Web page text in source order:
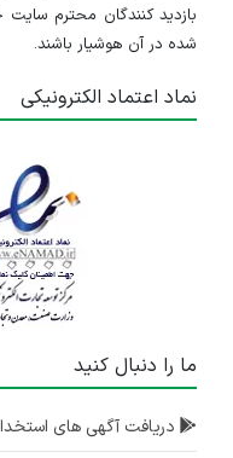
بازدید کنندگان محترم
شده در آن هوشیار باشند.
نماد اعتماد الکترونیکی
ما را دنبال کنید
دریافت آگهی های